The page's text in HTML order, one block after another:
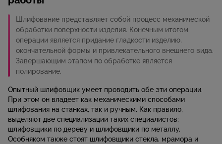
Шлифование представляет собой процесс механической
обработки поверхности изделия. Конечным итогом
операции является придание гладкости изделию,
окончательной формы и привлекательного внешнего вида.
Завершающим этапом по обработке является
полирование.
Опытный шлифовщик умеет проводить обе эти операции.
При этом он владеет как механическими способами
шлифования на станках, так и ручным. Как правило,
выделяют две специализации таких специалистов:
шлифовщики по дереву и шлифовщики по металлу.
Особняком также стоят шлифовщики стекла, мрамора и